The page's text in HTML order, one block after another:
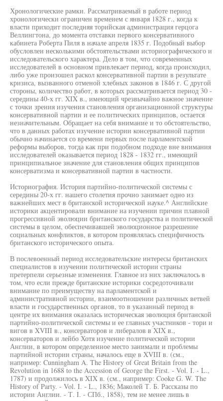
Хронологические рамки. Рассматриваемый в работе период
хронологически ограничен временем с января 1828 г., когда к
власти приходит последняя торийская администрация герцога
Веллингтона, до момента отставки первого консервативного
кабинета Роберта Пиля в начале апреля 1835 г. Подобный выбор
обусловлен несколькими обстоятельствами историографического и
исследовательского характера. Дело в том, что современных
исследователей в основном привлекает период, когда происходил,
либо уже произошел раскол консервативной партии в результате
кризиса, вызванного отменой хлебных законов в 1846 г. С другой
стороны, количество работ, в которых рассматривается период 30 -
середины 40-х гг. XIX в., имеющий чрезвычайно важное значение
с точки зрения изучения становления организационной структуры
консервативной партии и ее политических принципов, остается
незначительным. Обращает на себя внимание и то обстоятельство,
что в данных работах изучение истории консервативной партии
обычно начинается со времени первых после парламентской
реформы выборов, тогда как при подобном подходе вне внимания
исследователей оказывается период 1828 - 1832 гг., имеющий
принципиальное значение для становления общих принципов
консерватизма и консервативной партии в частности.
Историография. История партийно-политической системы с
середины 20-х гг. нашего столетия прочно занимает одно из
важнейших мест в британской исторической науке.^ Английские
историки акцентировали внимание на изучении причин плавной
прогрессивной эволюции британского государства и политической
системы в целом, обеспечивавшей эволюционное разрешение
социальных конфликтов, в котором проявлялась специфичность
британского исторического опыта.
В послевоенный период исследовательские интересы британских
специалистов в изучении политической истории страны
претерпели серьезные изменения. Главное из них заключалось в
том, что если прежде британские историки сосредоточивали
внимание по преимуществу на парламентской и
административной истории, взаимоотношении различных ветвей
власти и государственных органов, то в указанный период в
центре их внимания оказалась историческая эволюция британской
партийно-политической системы и ее главных участников - тори и
вигов в XVIII в., консерваторов и либералов в XIX в.,
консерваторов и лейбо Хотя изучение политической истории
Англии, в котором определенное место занимали и проблемы
партийной истории страны, началось еще в XVIII в. (см.,
например: Cunningham A. The History of Great Britain from the
Revolution in 1688 to the Accession of George the First. - Vol. I. - L.,
1787) и продолжилось в XIX в. (см., например: Cooke G. W. The
History of Party. - Vol. I. - L., 1836; Маколей Т. Б. Рассказы по
истории Англии. - Т. I. - СПб., 1858), тем не менее лишь в